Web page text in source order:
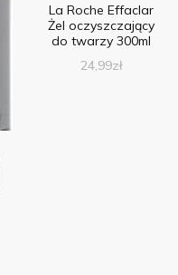
La Roche Effaclar
Żel oczyszczający
do twarzy 300ml
24,99zł